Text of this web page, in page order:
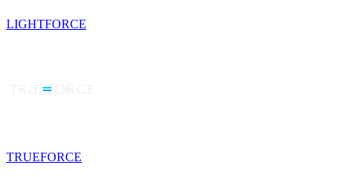
LIGHTFORCE
TRUEFORCE